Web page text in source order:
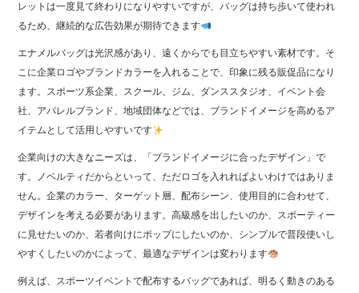
レットは一度見て終わりになりやすいですが、バッグは持ち歩いて使われ
るため、継続的な広告効果が期待できます
エナメルバッグは光沢感があり、遠くからでも目立ちやすい素材です。そ
こに企業ロゴやブランドカラーを入れることで、印象に残る販促品になり
ます。スポーツ系企業、スクール、ジム、ダンススタジオ、イベント会
社、アパレルブランド、地域団体などでは、ブランドイメージを高めるア
イテムとして活用しやすいです
企業向けの大きなニーズは、「ブランドイメージに合ったデザイン」で
す。ノベルティだからといって、ただロゴを入れればよいわけではありま
せん。企業のカラー、ターゲット層、配布シーン、使用目的に合わせて、
デザインを考える必要があります。高級感を出したいのか、スポーティー
に見せたいのか、若者向けにポップにしたいのか、シンプルで普段使いし
やすくしたいのかによって、最適なデザインは変わります
例えば、スポーツイベントで配布するバッグであれば、明るく動きのある